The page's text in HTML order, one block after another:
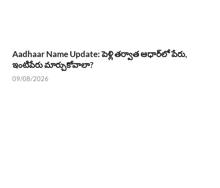
Aadhaar Name Update: పెళ్లి తర్వాత ఆధార్‌లో పేరు,
ఇంటిపేరు మార్చుకోవాలా?
09/08/2026